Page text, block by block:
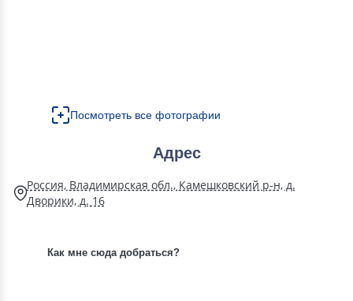
Посмотреть все фотографии
Адрес
Россия, Владимирская обл., Камешковский р-н, д.
Дворики, д. 16
Как мне сюда добраться?